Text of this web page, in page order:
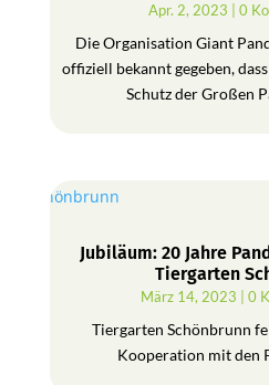
Apr. 2, 2023 | 0
Die Organisation Giant
offiziell bekannt gegeben,
Schutz der Großen
Jubiläum: 20 Jahre
Tiergarten
März 14, 2023 | 0
Tiergarten Schönbrunn
Kooperation mit den